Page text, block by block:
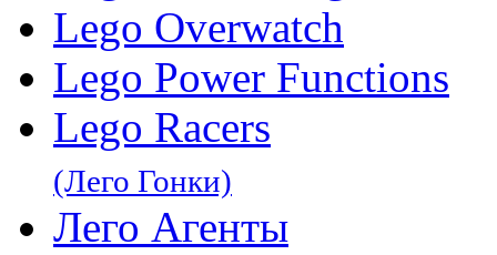
Lego Overwatch
Lego Power Functions
Lego Racers
(Лего Гонки)
Лего Агенты